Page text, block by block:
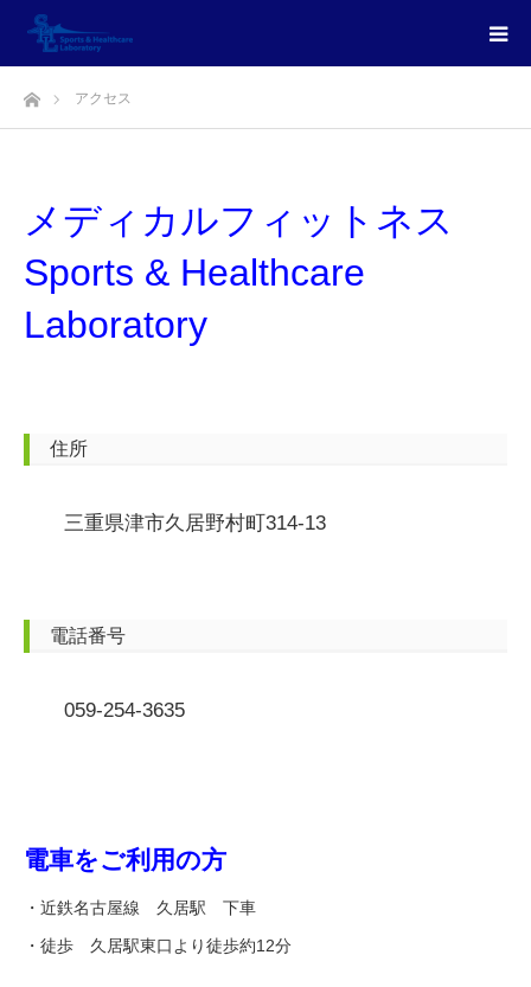
ホームアクセス
メディカルフィットネス
Sports & Healthcare
Laboratory
住所
三重県津市久居野村町314-13
電話番号
059-254-3635
電車をご利用の方
・近鉄名古屋線 久居駅 下車
・徒歩 久居駅東口より徒歩約12分